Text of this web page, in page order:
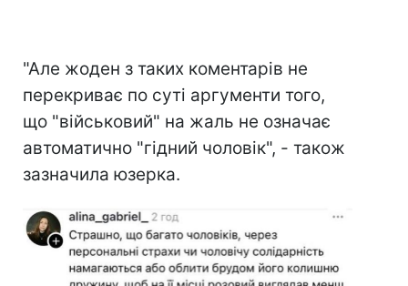
"Але жоден з таких коментарів не
перекриває по суті аргументи того,
що "військовий" на жаль не означає
автоматично "гідний чоловік", - також
зазначила юзерка.